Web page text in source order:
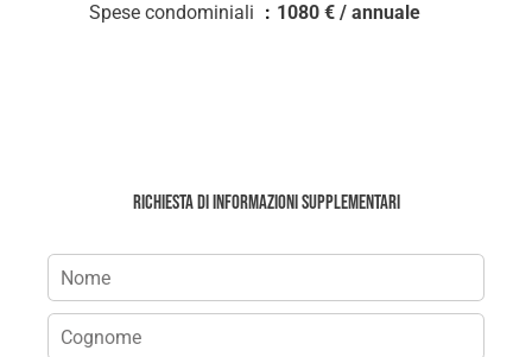
Spese condominiali
1080 € / annuale
Richiesta di informazioni supplementari